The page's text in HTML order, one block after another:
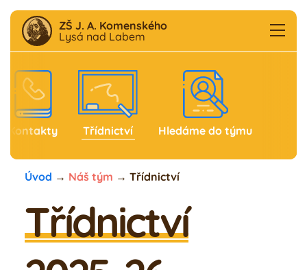
ZŠ J. A. Komenského
Lysá nad Labem
Aktuality
FB
Školní klub
Kontakty Třídnictví Hledáme do týmu
Úvod → Náš tým → Třídnictví
Třídnictví